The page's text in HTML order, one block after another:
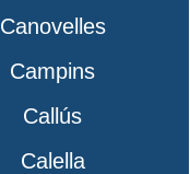
Canovelles
Campins
Callús
Calella